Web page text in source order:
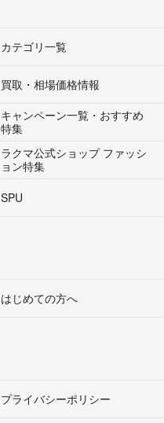
カテゴリ一覧
買取・相場価格情報
キャンペーン一覧・おすすめ
特集
ラクマ公式ショップ ファッシ
ョン特集
SPU
はじめての方へ
プライバシーポリシー